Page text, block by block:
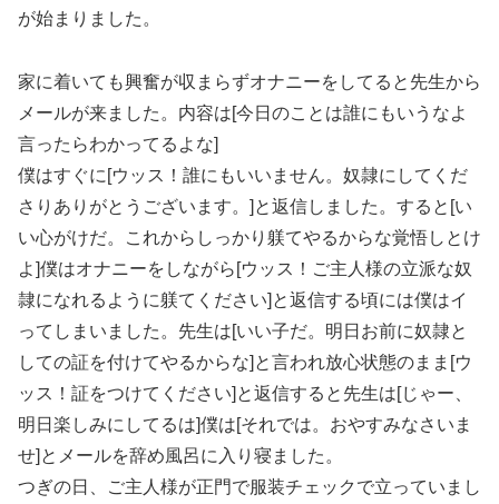
が始まりました。
家に着いても興奮が収まらずオナニーをしてると先生から
メールが来ました。内容は[今日のことは誰にもいうなよ
言ったらわかってるよな]
僕はすぐに[ウッス！誰にもいいません。奴隷にしてくだ
さりありがとうございます。]と返信しました。すると[い
い心がけだ。これからしっかり躾てやるからな覚悟しとけ
よ]僕はオナニーをしながら[ウッス！ご主人様の立派な奴
隷になれるように躾てください]と返信する頃には僕はイ
ってしまいました。先生は[いい子だ。明日お前に奴隷と
しての証を付けてやるからな]と言われ放心状態のまま[ウ
ッス！証をつけてください]と返信すると先生は[じゃー、
明日楽しみにしてるは]僕は[それでは。おやすみなさいま
せ]とメールを辞め風呂に入り寝ました。
つぎの日、ご主人様が正門で服装チェックで立っていまし